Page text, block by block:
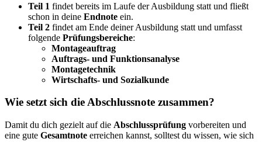
Teil 1 findet bereits im Laufe der Ausbildung statt und fließt
schon in deine Endnote ein.
Teil 2 findet am Ende deiner Ausbildung statt und umfasst
folgende Prüfungsbereiche:
Montageauftrag
Auftrags- und Funktionsanalyse
Montagetechnik
Wirtschafts- und Sozialkunde
Wie setzt sich die Abschlussnote zusammen?
Damit du dich gezielt auf die Abschlussprüfung vorbereiten und
eine gute Gesamtnote erreichen kannst, solltest du wissen, wie sich